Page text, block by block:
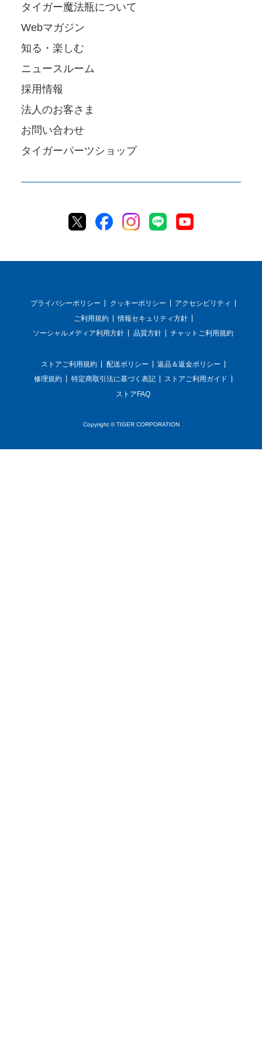
タイガー魔法瓶について
Webマガジン
知る・楽しむ
ニュースルーム
採用情報
法人のお客さま
お問い合わせ
タイガーパーツショップ
プライバシーポリシー クッキーポリシー
アクセシビリティ
ご利用規約
情報セキュリティ方針
ソーシャルメディア利用方針
品質方針 チャットご利用規約
ストアご利用規約 配送ポリシー
返品＆返金ポリシー
修理規約
特定商取引法に基づく表記
ストアご利用ガイド
ストアFAQ
Copyright © TIGER CORPORATION